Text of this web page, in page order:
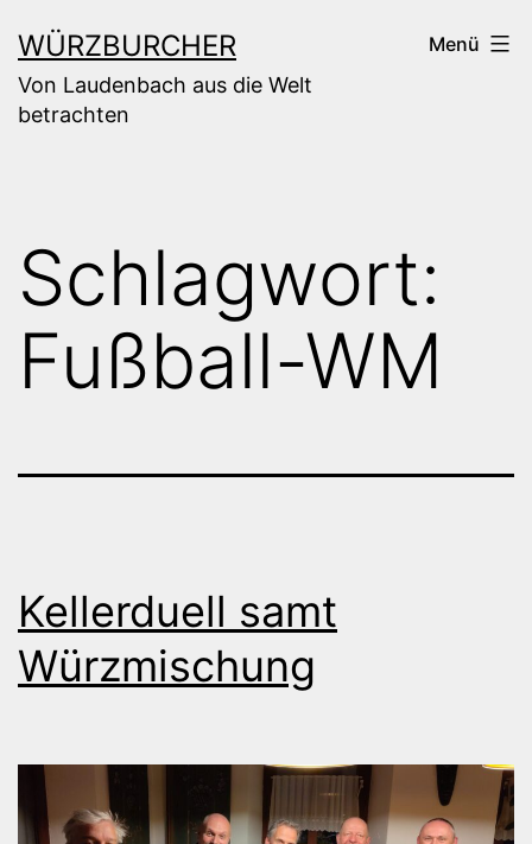
Inhalt
springen
WÜRZBURCHER
Von Laudenbach aus die Welt
betrachten
Menü
Schlagwort:
Fußball-WM
Kellerduell samt
Würzmischung